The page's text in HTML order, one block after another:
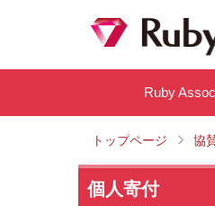
Ruby
トップページ 協
個人寄付